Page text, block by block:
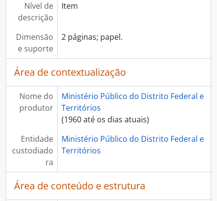
Nível de
descrição
Item
Dimensão
e suporte
2 páginas; papel.
Área de contextualização
Nome do
produtor
Ministério Público do Distrito Federal e
Territórios
(1960 até os dias atuais)
Entidade
custodiado
ra
Ministério Público do Distrito Federal e
Territórios
Área de conteúdo e estrutura